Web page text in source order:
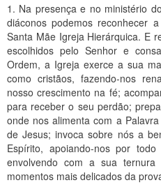
1. Na presença e no ministério
diáconos podemos reconhecer
Santa Mãe Igreja Hierárquica. E
escolhidos pelo Senhor e
Ordem, a Igreja exerce a sua
como cristãos, fazendo-nos
nosso crescimento na fé;
para receber o seu perdão;
onde nos alimenta com a
de Jesus; invoca sobre nós a
Espírito, apoiando-nos por
envolvendo com a sua
momentos mais delicados da